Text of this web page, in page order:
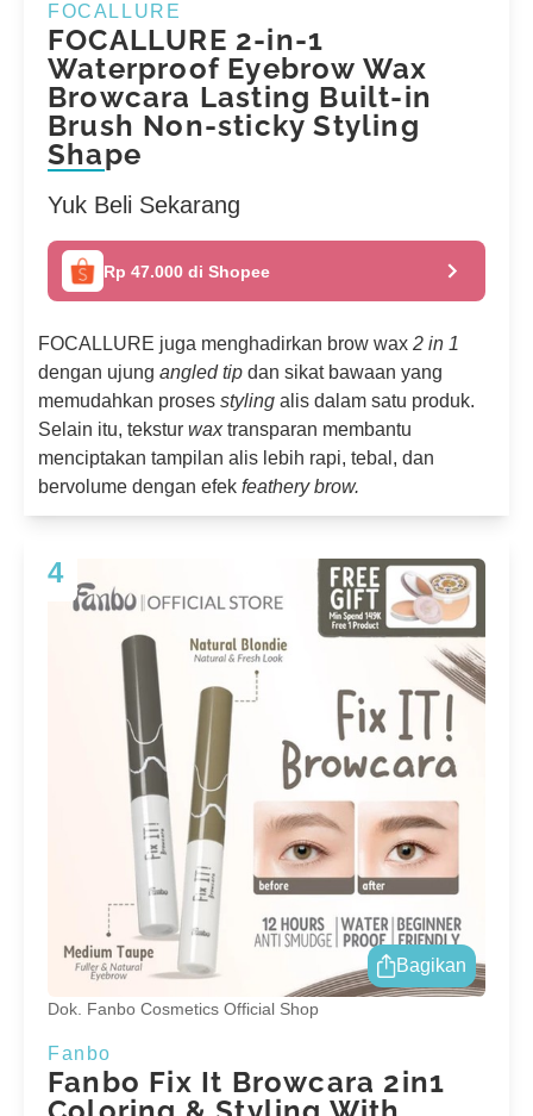
FOCALLURE
FOCALLURE 2-in-1
Waterproof Eyebrow Wax
Browcara Lasting Built-in
Brush Non-sticky Styling
Shape
Yuk Beli Sekarang
Rp 47.000 di Shopee
FOCALLURE juga menghadirkan brow wax 2 in 1
dengan ujung angled tip dan sikat bawaan yang
memudahkan proses styling alis dalam satu produk.
Selain itu, tekstur waxtransparan membantu
menciptakan tampilan alis lebih rapi, tebal, dan
bervolume dengan efek feathery brow.
Bagikan
Dok. Fanbo Cosmetics Official Shop
Fanbo
Fanbo Fix It Browcara 2in1
4